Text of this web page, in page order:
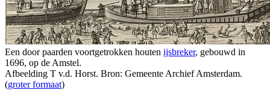
Een door paarden voortgetrokken houten ijsbreker, gebouwd in
1696, op de Amstel.
Afbeelding T v.d. Horst. Bron: Gemeente Archief Amsterdam.
(groter formaat)